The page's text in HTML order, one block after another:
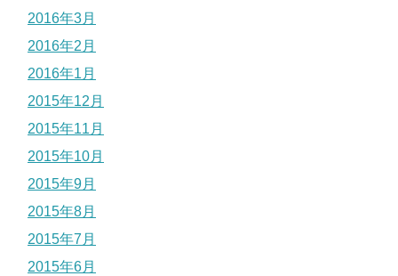
2016年3月
2016年2月
2016年1月
2015年12月
2015年11月
2015年10月
2015年9月
2015年8月
2015年7月
2015年6月